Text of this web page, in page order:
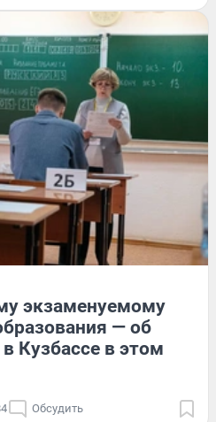
экзаменуемому
— об
Кузбассе в этом
Обсудить